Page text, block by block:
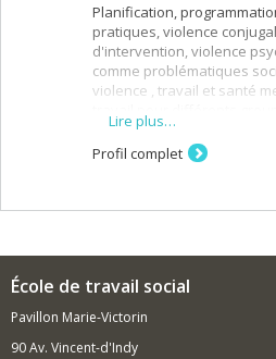
Planification,
pratiques, violence
d'intervention, violence
comme problématiques
violence , travail et santé
handicapés-es,
travail; problématiques et
travail (motivation de
Lire plus…
Profil complet
École de travail social
Pavillon Marie-Victorin
90 Av. Vincent-d'Indy